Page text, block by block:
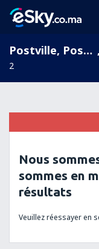
Postville, Postville Airport, Newfoundland and Labrador, Canada (YSO) ,
2
Nous
sommes en
résultats
Veuillez réessayer en